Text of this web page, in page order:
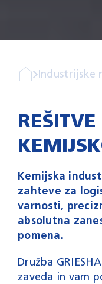
Industrijske
Kemijska
zahteve za
varnosti,
absolutna
pomena.
Družba
zaveda in vam